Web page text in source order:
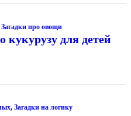
Загадки про овощи
кукурузу для детей
, Загадки на логику